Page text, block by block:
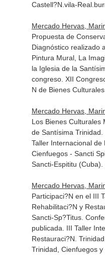
Castell?N.vila-
Mercado Hervas,
Propuesta de
Diagnóstico realizado
Pintura Mural, La
la Iglesia de la
congreso. XII
N de Bienes
Mercado Hervas,
Los Bienes Culturales
de Santísima
Taller Internacional de
Cienfuegos - Sancti
Sancti-Espititu (Cuba).
Mercado Hervas,
Participaci?N en el III
Rehabilitaci?N y
Sancti-Sp?Titus.
publicada. III Taller
Restauraci?N.
Trinidad, Cienfuegos